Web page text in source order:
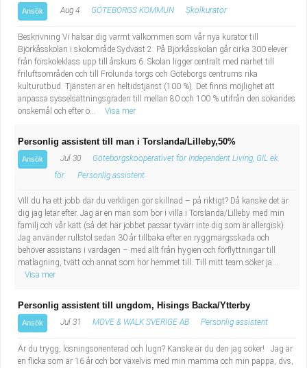
Ansök Aug 4 GÖTEBORGS KOMMUN Skolkurator
Beskrivning Vi hälsar dig varmt välkommen som vår nya kurator till
Björkåsskolan i skolområde Sydväst 2. På Björkåsskolan går cirka 300 elever
från förskoleklass upp till årskurs 6. Skolan ligger centralt med närhet till
friluftsområden och till Frölunda torgs och Göteborgs centrums rika
kulturutbud. Tjänsten är en heltidstjänst (100 %). Det finns möjlighet att
anpassa sysselsättningsgraden till mellan 80 och 100 % utifrån den sökandes
önskemål och efter ö...
Visa mer
Personlig assistent till man i Torslanda/Lilleby,50%
Ansök Jul 30
Göteborgskooperativet för Independent Living, GIL ek.
för.
Personlig assistent
Vill du ha ett jobb där du verkligen gör skillnad – på riktigt? Då kanske det är
dig jag letar efter. Jag är en man som bor i villa i Torslanda/Lilleby med min
familj och vår katt (så det här jobbet passar tyvärr inte dig som är allergisk).
Jag använder rullstol sedan 30 år tillbaka efter en ryggmärgsskada och
behöver assistans i vardagen – med allt från hygien och förflyttningar till
matlagning, tvätt och annat som hör hemmet till. Till mitt team söker ja...
Visa mer
Personlig assistent till ungdom, Hisings Backa/Ytterby
Ansök Jul 31 MOVE & WALK SVERIGE AB Personlig assistent
Är du trygg, lösningsorienterad och lugn? Kanske är du den jag söker! Jag är
en flicka som är 16 år och bor växelvis med min mamma och min pappa, dvs,